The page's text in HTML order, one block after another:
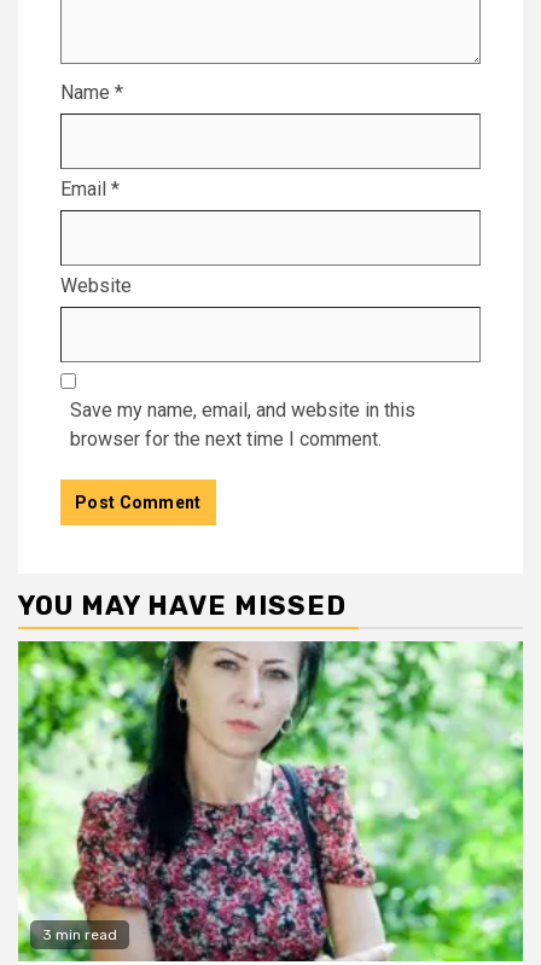
Name *
Email *
Website
Save my name, email, and website in this
browser for the next time I comment.
YOU MAY HAVE MISSED
3 min read